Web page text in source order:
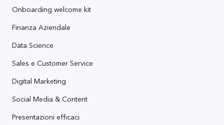
Onboarding welcome kit
Finanza Aziendale
Data Science
Sales e Customer Service
Digital Marketing
Social Media & Content
Presentazioni efficaci